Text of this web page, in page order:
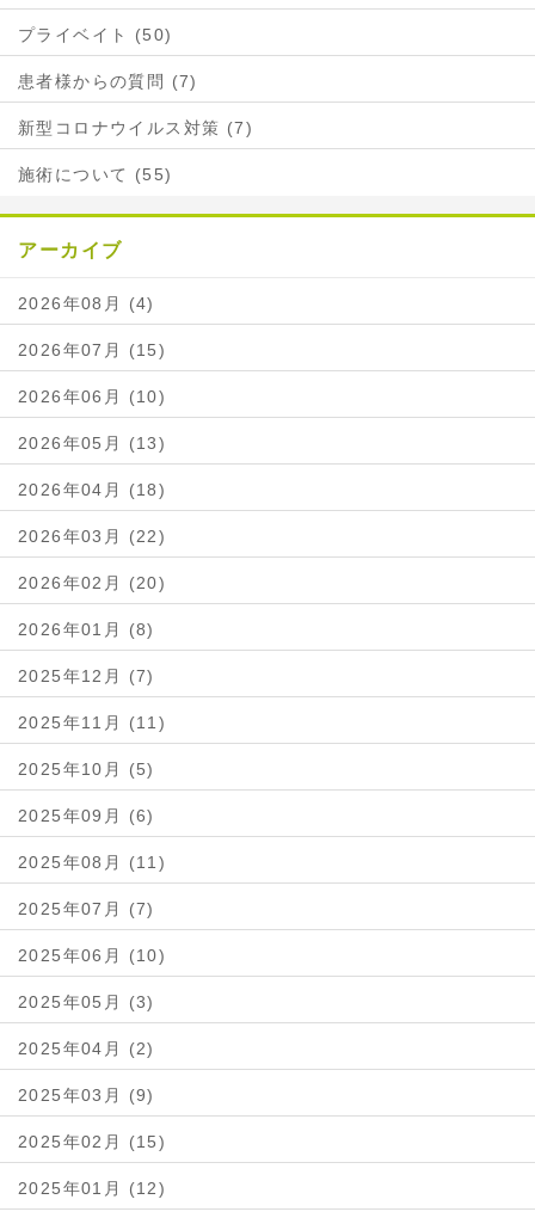
プライベイト (50)
患者様からの質問 (7)
新型コロナウイルス対策 (7)
施術について (55)
アーカイブ
2026年08月 (4)
2026年07月 (15)
2026年06月 (10)
2026年05月 (13)
2026年04月 (18)
2026年03月 (22)
2026年02月 (20)
2026年01月 (8)
2025年12月 (7)
2025年11月 (11)
2025年10月 (5)
2025年09月 (6)
2025年08月 (11)
2025年07月 (7)
2025年06月 (10)
2025年05月 (3)
2025年04月 (2)
2025年03月 (9)
2025年02月 (15)
2025年01月 (12)